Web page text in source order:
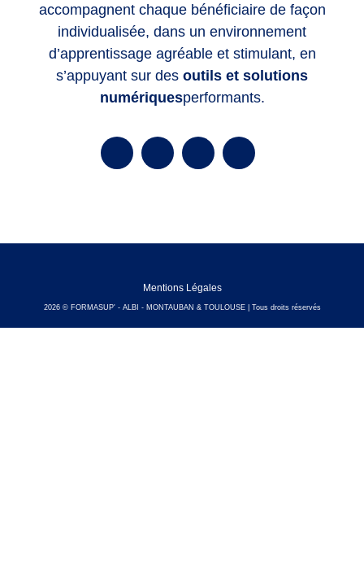
accompagnent chaque bénéficiaire de façon
individualisée, dans un environnement
d’apprentissage agréable et stimulant, en
s’appuyant sur des outils et solutions
numériquesperformants.
2026 © FORMASUP' - ALBI - MONTAUBAN & TOULOUSE | Tous droits réservés
Mentions Légales